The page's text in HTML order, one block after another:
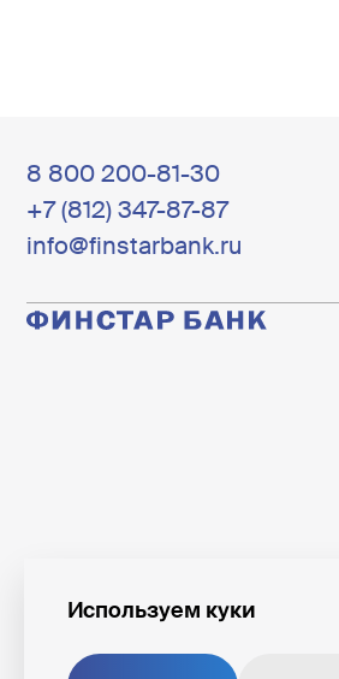
8 800 200-81-30
+7 (812) 347-87-87
info@finstarbank.ru
Универсальная лицензия № 3245
Используем куки